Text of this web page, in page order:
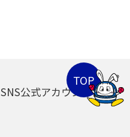
SNS公式アカウント